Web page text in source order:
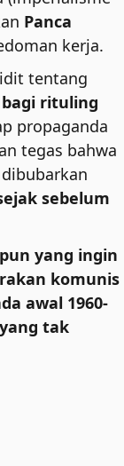
Panca
kerja.
tentang
rituling
propaganda
tegas bahwa
sebelum
yang ingin
komunis
awal 1960-
tak